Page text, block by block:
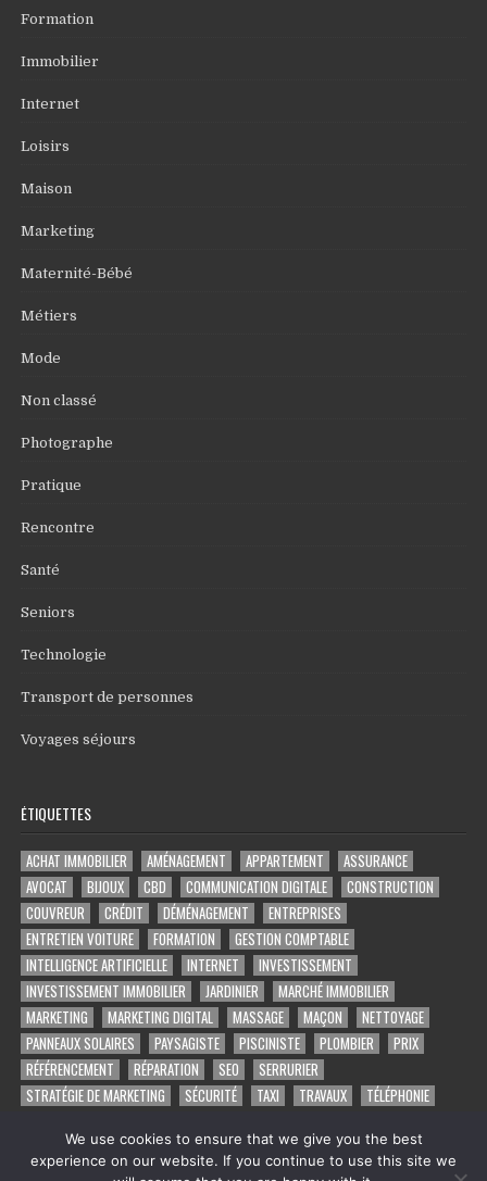
Formation
Immobilier
Internet
Loisirs
Maison
Marketing
Maternité-Bébé
Métiers
Mode
Non classé
Photographe
Pratique
Rencontre
Santé
Seniors
Technologie
Transport de personnes
Voyages séjours
ÉTIQUETTES
ACHAT IMMOBILIER AMÉNAGEMENT APPARTEMENT
ASSURANCE
AVOCAT
BIJOUX CBD COMMUNICATION DIGITALE
CONSTRUCTION
COUVREUR
CRÉDIT DÉMÉNAGEMENT
ENTREPRISES
ENTRETIEN VOITURE
FORMATION
GESTION COMPTABLE
INTELLIGENCE ARTIFICIELLE
INTERNET
INVESTISSEMENT
INVESTISSEMENT IMMOBILIER
JARDINIER
MARCHÉ IMMOBILIER
MARKETING
MARKETING DIGITAL MASSAGE MAÇON
NETTOYAGE
PANNEAUX SOLAIRES
PAYSAGISTE PISCINISTE PLOMBIER
PRIX
RÉFÉRENCEMENT
RÉPARATION SEO
SERRURIER
STRATÉGIE DE MARKETING
SÉCURITÉ TAXI TRAVAUX
TÉLÉPHONIE
We use cookies to ensure that we give you the best
experience on our website. If you continue to use this site we